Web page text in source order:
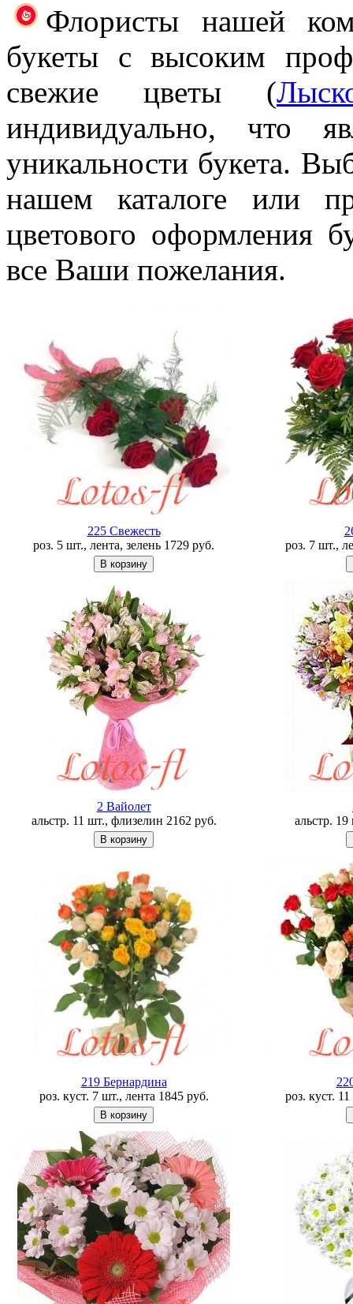
Флористы нашей
букеты с высоким
свежие цветы (
индивидуально, что
уникальности букета.
нашем каталоге или
цветового оформления
все Ваши пожелания.
225 Свежесть
роз. 5 шт., лента, зелень 1729 руб.
роз. 7 шт.,
2 Вайолет
альстр. 11 шт., флизелин 2162 руб.
альстр.
219 Бернардина
роз. куст. 7 шт., лента 1845 руб.
роз. куст.